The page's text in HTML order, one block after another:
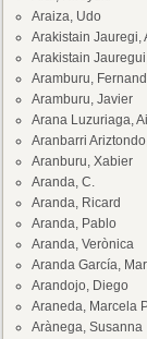
Araiza, Udo
Arakistain Jauregi,
Arakistain
Aramburu,
Aramburu, Javier
Arana Luzuriaga,
Aranbarri
Aranburu, Xabier
Aranda, C.
Aranda, Ricard
Aranda, Pablo
Aranda, Verònica
Aranda García, Mar
Arandojo, Diego
Araneda, Marcela
Arànega, Susanna